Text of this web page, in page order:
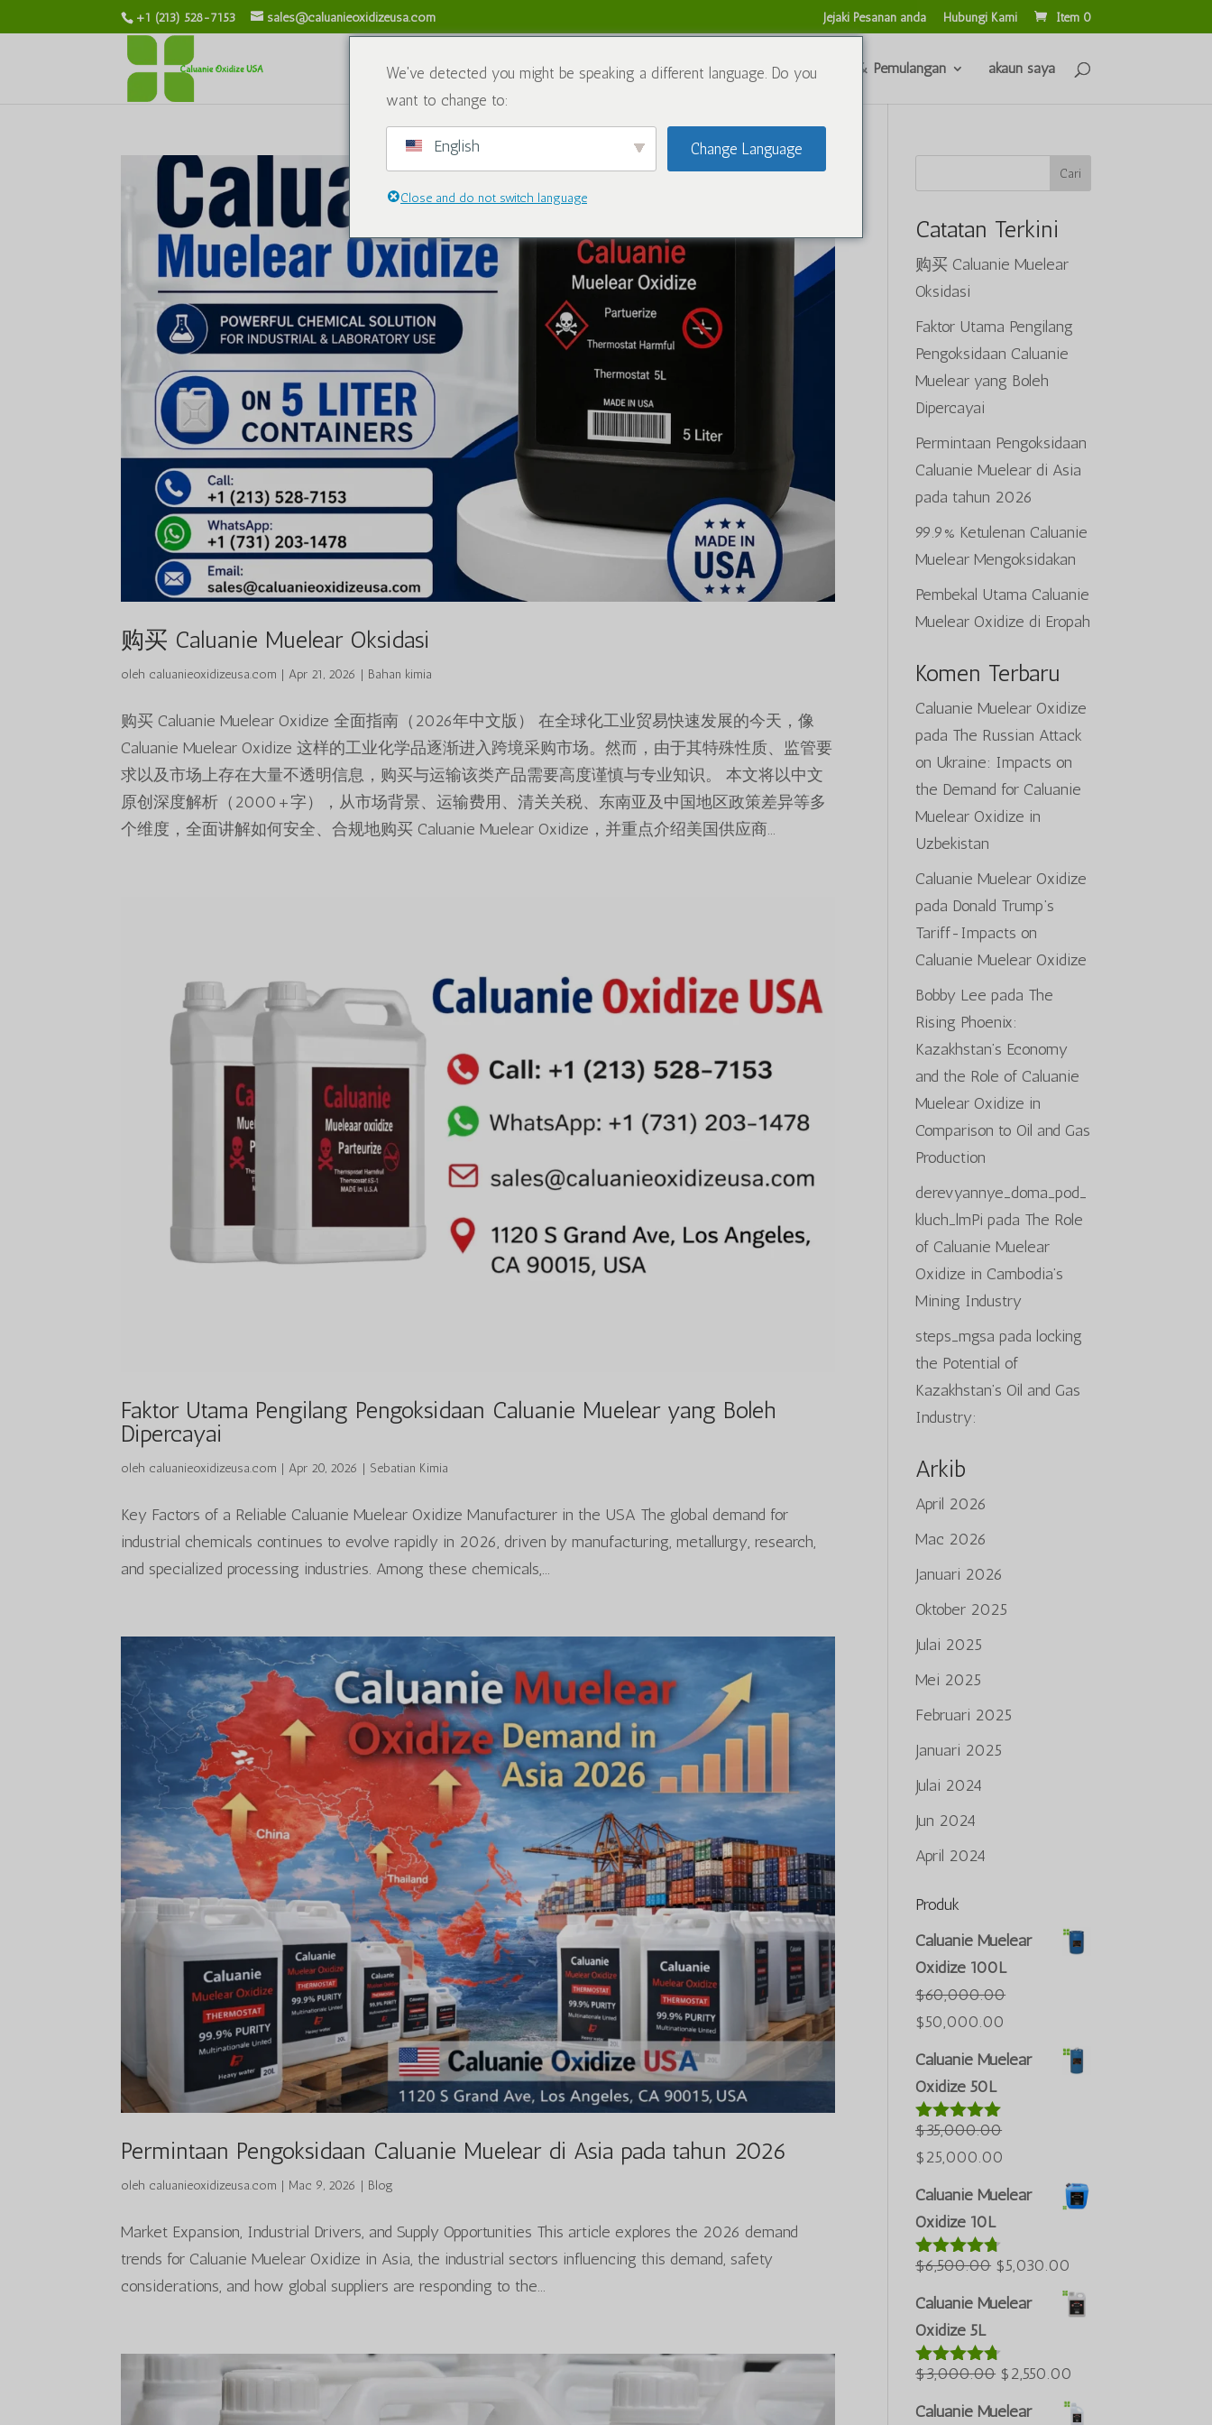
+1 (213) 528-7153 sales@caluanieoxidizeusa.com Jejaki Pesanan anda Hubungi Kami Item 0
Tentang Kami Bahan kimia Blog Hubungi Kami Polisi Bayaran Balik & Pemulangan akaun saya
购买 Caluanie Muelear Oksidasi
oleh caluanieoxidizeusa.com |Apr 21, 2026 | Bahan kimia
购买 Caluanie Muelear Oxidize 全面指南（2026年中文版） 在全球化工业贸易快速发展的今天，像
Caluanie Muelear Oxidize 这样的工业化学品逐渐进入跨境采购市场。然而，由于其特殊性质、监管要
求以及市场上存在大量不透明信息，购买与运输该类产品需要高度谨慎与专业知识。 本文将以中文
原创深度解析（2000+字），从市场背景、运输费用、清关关税、东南亚及中国地区政策差异等多
个维度，全面讲解如何安全、合规地购买 Caluanie Muelear Oxidize，并重点介绍美国供应商...
Faktor Utama Pengilang Pengoksidaan Caluanie Muelear yang Boleh
Dipercayai
oleh caluanieoxidizeusa.com |Apr 20, 2026 | Sebatian Kimia
Key Factors of a Reliable Caluanie Muelear Oxidize Manufacturer in the USA The global demand for
industrial chemicals continues to evolve rapidly in 2026, driven by manufacturing, metallurgy, research,
and specialized processing industries. Among these chemicals,...
Permintaan Pengoksidaan Caluanie Muelear di Asia pada tahun 2026
oleh caluanieoxidizeusa.com | Mac 9, 2026 | Blog
Market Expansion, Industrial Drivers, and Supply Opportunities This article explores the 2026 demand
trends for Caluanie Muelear Oxidize in Asia, the industrial sectors influencing this demand, safety
considerations, and how global suppliers are responding to the...
Cari
Catatan Terkini
购买 Caluanie Muelear
Oksidasi
Faktor Utama Pengilang
Pengoksidaan Caluanie
Muelear yang Boleh
Dipercayai
Permintaan Pengoksidaan
Caluanie Muelear di Asia
pada tahun 2026
99.9% Ketulenan Caluanie
Muelear Mengoksidakan
Pembekal Utama Caluanie
Muelear Oxidize di Eropah
Komen Terbaru
Caluanie Muelear Oxidize
pada The Russian Attack
on Ukraine: Impacts on
the Demand for Caluanie
Muelear Oxidize in
Uzbekistan
Caluanie Muelear Oxidize
pada Donald Trump’s
Tariff-Impacts on
Caluanie Muelear Oxidize
Bobby Lee pada The
Rising Phoenix:
Kazakhstan’s Economy
and the Role of Caluanie
Muelear Oxidize in
Comparison to Oil and Gas
Production
derevyannye_doma_pod_
kluch_lmPi pada The Role
of Caluanie Muelear
Oxidize in Cambodia’s
Mining Industry
steps_mgsa pada locking
the Potential of
Kazakhstan’s Oil and Gas
Industry:
Arkib
April 2026
Mac 2026
Januari 2026
Oktober 2025
Julai 2025
Mei 2025
Februari 2025
Januari 2025
Julai 2024
Jun 2024
April 2024
Produk
Caluanie Muelear
Oxidize 100L
$60,000.00
Harga
asal
ialah:
$60,000.00.
$50,000.00
semasa
Caluanie Muelear
Oxidize 50L
Dinilai5.00
daripada 5
$35,000.00
Harga
asal
ialah:
$35,000.00.
$25,000.00
semasa
Caluanie Muelear
Oxidize 10L
Dinilai
daripada 5
$6,500.00 Harga
asal
$6,500.00.
$5,030.00
semasa
ialah:
Caluanie Muelear
Oxidize 5L
Dinilai
daripada 5
$3,000.00 Harga
asal
$2,550.00
semasa
Caluanie Muelear
We've detected you might be speaking a different language. Do you
want to change to:
English Change Language
Close and do not switch language